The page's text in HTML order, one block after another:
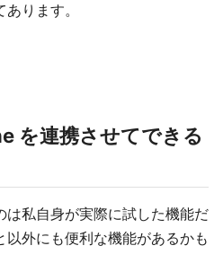
ります。
を連携させてできる
は私自身が実際に試した機能だ
外にも便利な機能があるかも